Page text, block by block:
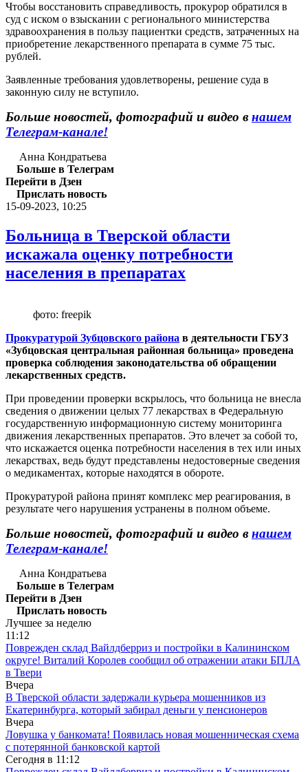
Чтобы восстановить справедливость, прокурор обратился в
суд с иском о взыскании с регионального министерства
здравоохранения в пользу пациентки средств, затраченных на
приобретение лекарственного препарата в сумме 75 тыс.
рублей.
Заявленные требования удовлетворены, решение суда в
законную силу не вступило.
Больше новостей, фотографий и видео в нашем
Телеграм-канале!
Анна Кондратьева
Больше в Телеграм
Перейти в Дзен
Прислать новость
15-09-2023, 10:25
Больница в Тверской области
искажала оценку потребности
населения в препаратах
фото: freepik
Прокуратурой Зубцовского района в деятельности ГБУЗ
«Зубцовская центральная районная больница» проведена
проверка соблюдения законодательства об обращении
лекарственных средств.
При проведении проверки вскрылось, что больница не внесла
сведения о движении целых 77 лекарствах в Федеральную
государственную информационную систему мониторинга
движения лекарственных препаратов. Это влечет за собой то,
что искажается оценка потребности населения в тех или иных
лекарствах, ведь будут представлены недостоверные сведения
о медикаментах, которые находятся в обороте.
Прокуратурой района принят комплекс мер реагирования, в
результате чего нарушения устранены в полном объеме.
Больше новостей, фотографий и видео в нашем
Телеграм-канале!
Анна Кондратьева
Больше в Телеграм
Перейти в Дзен
Прислать новость
Лучшее за неделю
11:12
Поврежден склад Вайлдберриз и постройки в Калининском
округе! Виталий Королев сообщил об отражении атаки БПЛА
в Твери
Вчера
В Тверской области задержали курьера мошенников из
Екатеринбурга, который забирал деньги у пенсионеров
Вчера
Ловушка у банкомата! Появилась новая мошенническая схема
с потерянной банковской картой
Сегодня в 11:12